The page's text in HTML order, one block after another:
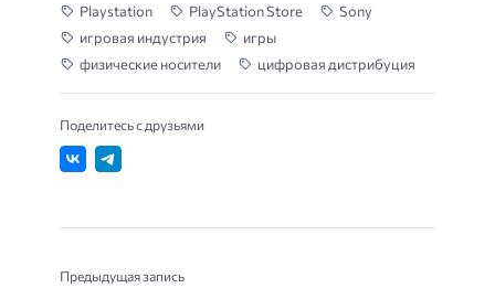
Playstation PlayStation Store
Sony
игровая индустрия
игры
физические носители
цифровая дистрибуция
Поделитесь с друзьями
Предыдущая запись